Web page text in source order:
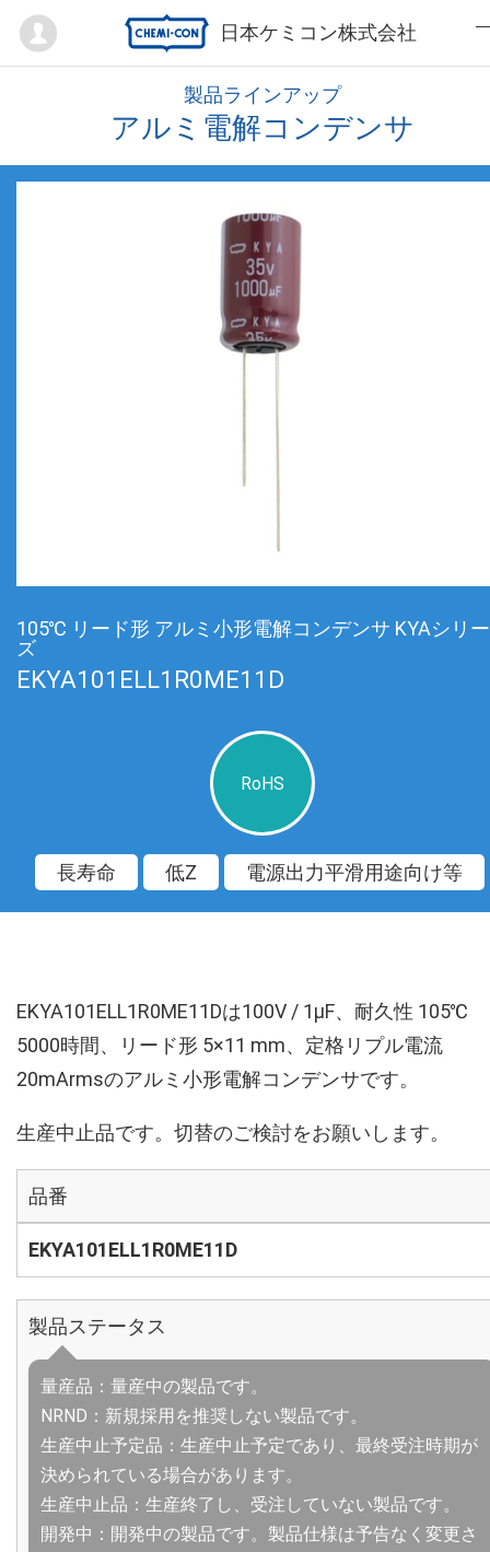
日本ケミコン株式会社
Mypage
製品ラインアップ
アルミ電解コンデンサ
105℃ リード形 アルミ小形電解コンデンサ KYAシリー
ズ
EKYA101ELL1R0ME11D
RoHS
長寿命 低Z 電源出力平滑用途向け等
EKYA101ELL1R0ME11Dは100V / 1µF、耐久性 105℃
5000時間、リード形 5×11 mm、定格リプル電流
20mArmsのアルミ小形電解コンデンサです。
生産中止品です。切替のご検討をお願いします。
品番
EKYA101ELL1R0ME11D
製品ステータス
量産品：量産中の製品です。
NRND：新規採用を推奨しない製品です。
生産中止予定品：生産中止予定であり、最終受注時期が
決められている場合があります。
生産中止品：生産終了し、受注していない製品です。
開発中：開発中の製品です。製品仕様は予告なく変更さ